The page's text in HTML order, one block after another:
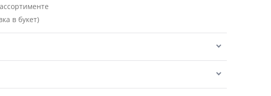
в букет)